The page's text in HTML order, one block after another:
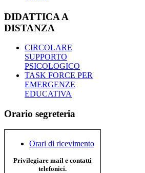
DIDATTICA A
DISTANZA
CIRCOLARE
SUPPORTO
PSICOLOGICO
TASK FORCE PER
EMERGENZE
EDUCATIVA
Orario segreteria
Orari di ricevimento
Privilegiare mail e contatti
telefonici.